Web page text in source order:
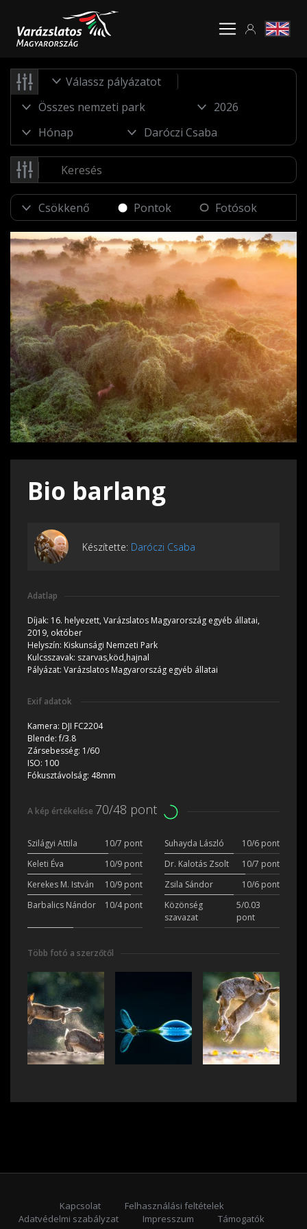
Válassz pályázatot
Pontok Fotósok
Bio barlang
Készítette: Daróczi Csaba
Adatlap
Díjak: 16. helyezett, Varázslatos Magyarország egyéb állatai,
2019, október
Helyszín: Kiskunsági Nemzeti Park
Kulcsszavak: szarvas,köd,hajnal
Pályázat: Varázslatos Magyarország egyéb állatai
Exif adatok
Kamera: DJI FC2204
Blende:f/3.8
Zársebesség: 1/60
ISO: 100
Fókusztávolság: 48mm
A kép értékelése 70/48 pont
Szilágyi Attila 10/7 pont Suhayda László
10/6 pont
Keleti Éva
10/9 pont Dr. Kalotás Zsolt
10/7 pont
Kerekes M. István
10/9 pont Zsila Sándor
10/6 pont
Barbalics Nándor
10/4 pont
Közönség
szavazat
5/0.03
pont
Több fotó a szerzőtől
Kapcsolat
Felhasználási feltételek
Adatvédelmi szabályzat
Impresszum Támogatók